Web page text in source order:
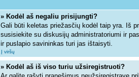
» Kodėl aš negaliu prisijungti?
Gali būti keletas priežasčių kodėl taip yra. Iš
susisiekite su diskusijų administratoriumi ir
ir puslapio savininkas turi jas ištaisyti.
Į viršų
» Kodėl aš iš viso turiu užsiregistruoti?